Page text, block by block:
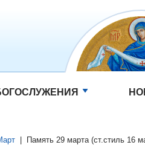
| Память 29 марта (ст.стиль 16